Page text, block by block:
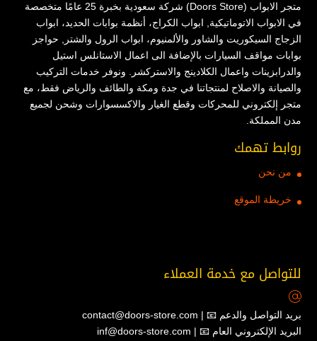
متجر الابواب (Doors Store) شركة سعودية بخبرة 25 عامًا متخصصة
في الابواب الاتوماتيكية, ابواب الكراج، أنظمة بوابات الحديد، ابواب
الزجاج السيكوريت والشاور والألمنيوم، ابواب الرول والشتر, حواجز
بوابات مواقف السيارات بالإضافة الى اعمال الاستانلس استيل
والدرابزينات واعمال الكلادينج والاستركشر. ونوفر خدمات التركيب
والصيانة والاصلاح لمنتجاتنا في جدة ومكة والطائف والرياض فقط، مع
متجر إلكتروني للمحركات وقطع الغيار والاكسسوارات وشحن لجميع
مدن المملكة.
روابط تهمك
من نحن
خريطة الموقع
للتواصل مع خدمة العملاء
contact@doors-store.com | 📧 بريد التواصل والدعم
inf@doors-store.com | 📧 البريد الإلكتروني العام